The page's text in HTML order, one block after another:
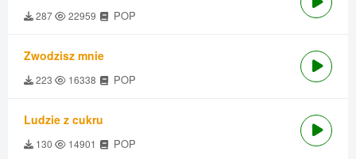
287 22959 POP
Zwodzisz mnie
223 16338 POP
Ludzie z cukru
130 14901 POP